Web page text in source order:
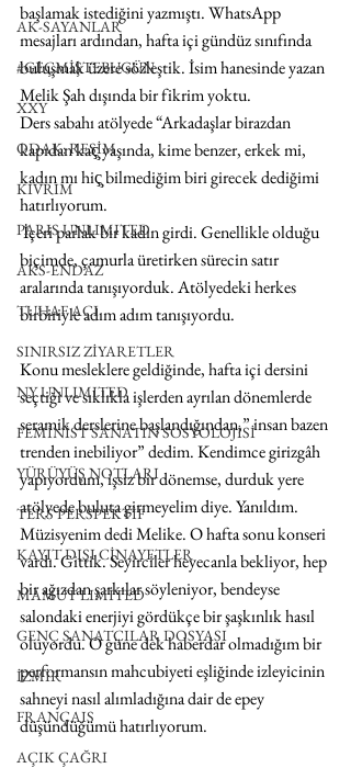
AK-SAYANLAR
#GEÇMİŞTEBUGÜN
XXY
ODAK: RESİM
KIVRIM
PARIS UNLIMITED
AKS-ENDAZ
TUHAF AÇI
SINIRSIZ ZİYARETLER
NY UNLIMITED
FEMİNİST SANATIN SOSYOLOJİSİ
YÜRÜYÜŞ NOTLARI
TERS PERSPEKTİF
KAYIT DIŞI CİNAYETLER
MAMUT LIMITED
GENÇ SANATÇILAR DOSYASI
İZMİR
FRANÇAIS
AÇIK ÇAĞRI
başlamak istediğini yazmıştı. WhatsApp
mesajları ardından, hafta içi gündüz sınıfında
buluşmak üzere sözleştik. İsim hanesinde yazan
Melik Şah dışında bir fikrim yoktu.
Ders sabahı atölyede “Arkadaşlar birazdan
kapıdan kaç̧ yaşında, kime benzer, erkek mi,
kadın mı hiç̧ bilmediğim biri girecek dediğimi
hatırlıyorum.
İçeri parlak bir kadın girdi. Genellikle olduğu
biçimde, çamurla üretirken sürecin satır
aralarında tanışıyorduk. Atölyedeki herkes
birbiriyle adım adım tanışıyordu.
Konu mesleklere geldiğinde, hafta içi dersini
seçtiği ve sıklıkla işlerden ayrılan dönemlerde
seramik derslerine başlandığından,” insan bazen
trenden inebiliyor” dedim. Kendimce girizgâh
yapıyordum, işsiz bir dönemse, durduk yere
atölyede buluta girmeyelim diye. Yanıldım.
Müzisyenim dedi Melike. O hafta sonu konseri
vardı. Gittik. Seyirciler heyecanla bekliyor, hep
bir ağızdan şarkılar söyleniyor, bendeyse
salondaki enerjiyi gördükçe bir şaşkınlık hasıl
oluyordu. O güne dek haberdar olmadığım bir
performansın mahcubiyeti eşliğinde izleyicinin
sahneyi nasıl alımladığına dair de epey
düşündüğümü hatırlıyorum.